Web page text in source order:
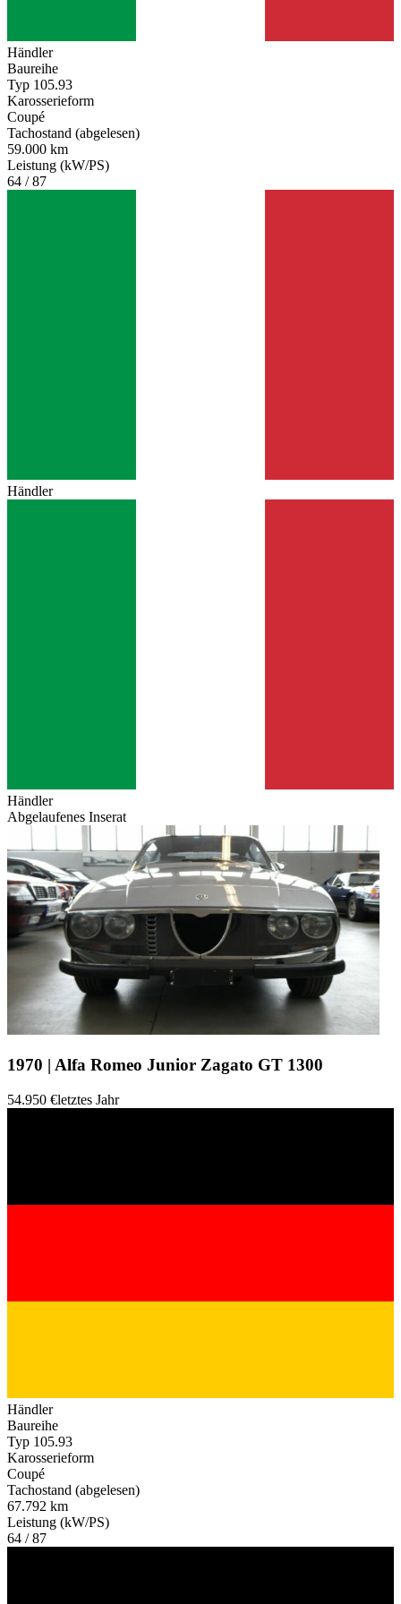
Händler
Baureihe
Typ 105.93
Karosserieform
Coupé
Tachostand (abgelesen)
59.000 km
Leistung (kW/PS)
64 / 87
Händler
Händler
Abgelaufenes Inserat
1970 | Alfa Romeo Junior Zagato GT 1300
54.950 €letztes Jahr
Händler
Baureihe
Typ 105.93
Karosserieform
Coupé
Tachostand (abgelesen)
67.792 km
Leistung (kW/PS)
64 / 87